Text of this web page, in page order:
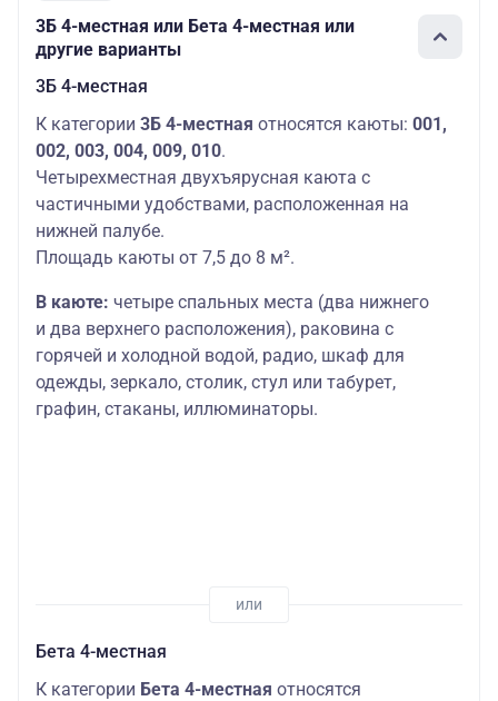
3Б 4-местная или Бета 4-местная или
другие варианты
3Б 4-местная
К категории 3Б 4-местная относятся каюты: 001,
002, 003, 004, 009, 010.
Четырехместная двухъярусная каюта с
частичными удобствами, расположенная на
нижней палубе.
Площадь каюты от 7,5 до 8 м².
В каюте: четыре спальных места (два нижнего
и два верхнего расположения), раковина с
горячей и холодной водой, радио, шкаф для
одежды, зеркало, столик, стул или табурет,
графин, стаканы, иллюминаторы.
Бета 4-местная
К категории Бета 4-местная относятся